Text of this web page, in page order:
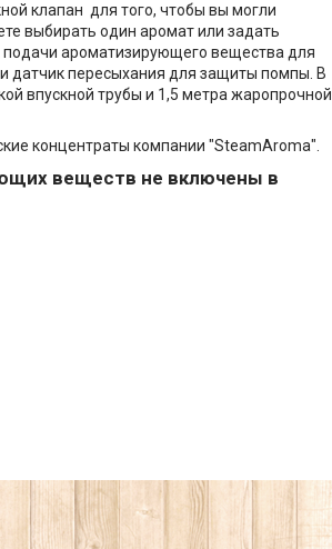
клапан для того, чтобы вы могли
выбирать один аромат или задать
ароматизирующего вещества для
датчик пересыхания для защиты помпы. В
впускной трубы и 1,5 метра жаропрочной
концентраты компании "SteamAroma".
веществ не включены в